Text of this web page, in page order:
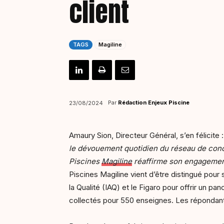
client
TAGS Magiline
23/08/2024 Par Rédaction Enjeux Piscine
Amaury Sion, Directeur Général, s’en félicite
le dévouement quotidien du réseau de
PiscinesMagilineréaffirme son
Piscines Magiline vient d’être distingué
la Qualité (IAQ) et le Figaro pour offrir un
collectés pour 550 enseignes. Les